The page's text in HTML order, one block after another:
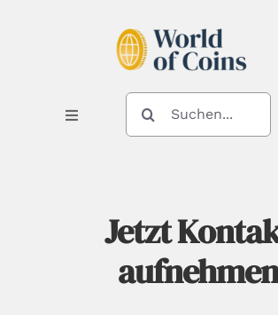
Toggle
Navigation
Kategorien
SUCHE
NACH:
Jetzt
aufnehmen